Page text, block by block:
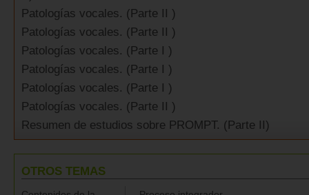
Patologías vocales. (Parte II )
Patologías vocales. (Parte II )
Patologías vocales. (Parte I )
Patologías vocales. (Parte I )
Patologías vocales. (Parte I )
Patologías vocales. (Parte II )
Resumen de estudios sobre PROMPT. (Parte II)
OTROS TEMAS